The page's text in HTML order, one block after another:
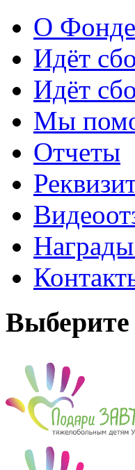
О Фонде
Идёт
Идёт
Мы
Отчеты
Выберите